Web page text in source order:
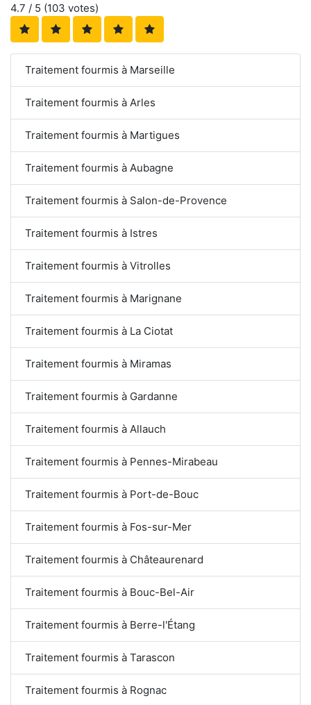
4.7 / 5 (103 votes)
Traitement fourmis à Marseille
Traitement fourmis à Arles
Traitement fourmis à Martigues
Traitement fourmis à Aubagne
Traitement fourmis à Salon-de-Provence
Traitement fourmis à Istres
Traitement fourmis à Vitrolles
Traitement fourmis à Marignane
Traitement fourmis à La Ciotat
Traitement fourmis à Miramas
Traitement fourmis à Gardanne
Traitement fourmis à Allauch
Traitement fourmis à Pennes-Mirabeau
Traitement fourmis à Port-de-Bouc
Traitement fourmis à Fos-sur-Mer
Traitement fourmis à Châteaurenard
Traitement fourmis à Bouc-Bel-Air
Traitement fourmis à Berre-l'Étang
Traitement fourmis à Tarascon
Traitement fourmis à Rognac